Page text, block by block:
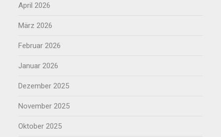
April 2026
März 2026
Februar 2026
Januar 2026
Dezember 2025
November 2025
Oktober 2025